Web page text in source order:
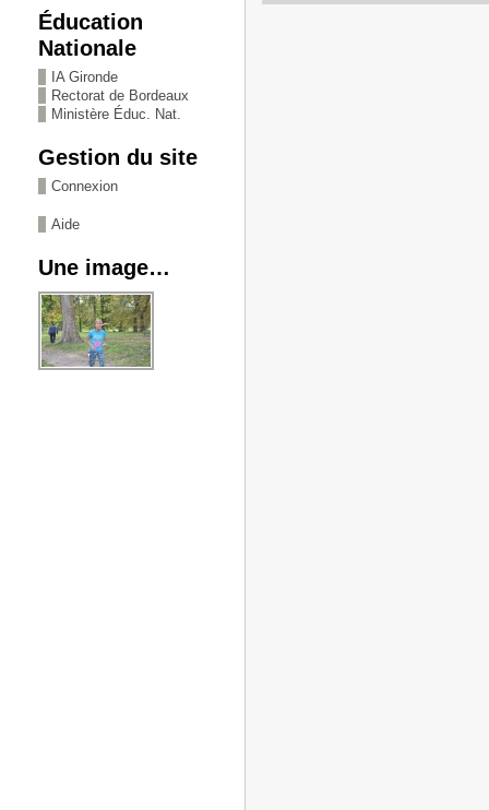
Éducation
Nationale
IA Gironde
Rectorat de Bordeaux
Ministère Éduc. Nat.
Gestion du site
Connexion
Aide
Une image…